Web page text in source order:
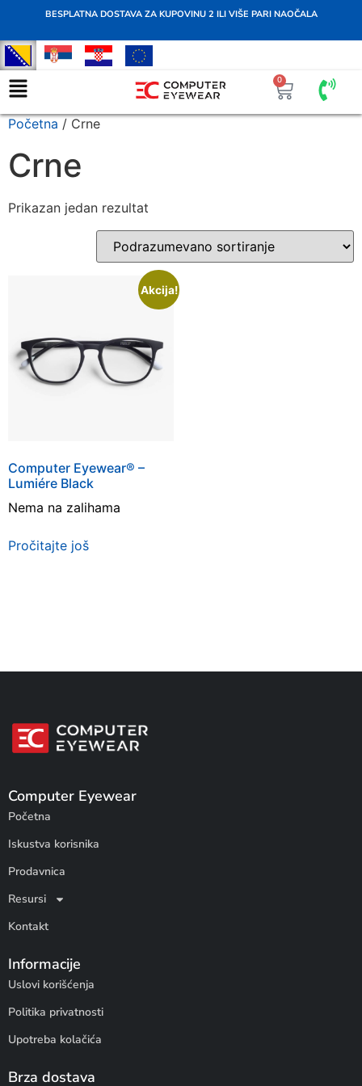
BESPLATNA DOSTAVA ZA KUPOVINU 2 ILI VIŠE PARI NAOČALA
0
Početna / Crne
Crne
Prikazan jedan rezultat
Akcija!
Computer Eyewear® –
Lumiére Black
Nema na zalihama
Pročitajte još
Computer Eyewear
Početna
Iskustva korisnika
Prodavnica
Resursi
Kontakt
Informacije
Uslovi korišćenja
Politika privatnosti
Upotreba kolačića
Brza dostava